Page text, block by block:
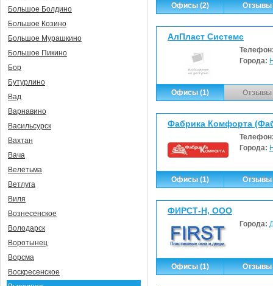
Офисы (2) Отзывы
АлПласт Системс
Города:
Офисы (1) Отзывы
Фабрика Комфорта
Города:
Офисы (1) Отзывы
ФИРСТ-Н, ООО
Города:
Офисы (1) Отзывы
Большое Болдино
Большое Козино
Большое Мурашкино
Большое Пикино
Бор
Бутурлино
Вад
Варнавино
Васильсурск
Вахтан
Вача
Велетьма
Ветлуга
Виля
Вознесенское
Володарск
Воротынец
Ворсма
Воскресенское